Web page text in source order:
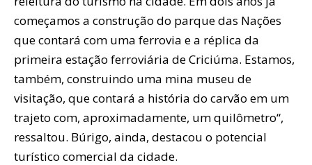
começamos a construção do parque das Nações
que contará com uma ferrovia e a réplica da
primeira estação ferroviária de Criciúma. Estamos,
também, construindo uma mina museu de
visitação, que contará a história do carvão em um
trajeto com, aproximadamente, um quilômetro“,
ressaltou. Búrigo, ainda, destacou o potencial
turístico comercial da cidade.